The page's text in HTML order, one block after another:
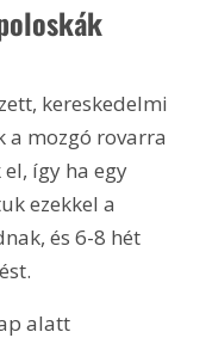
kereskedelmi
a mozgó rovarra
így ha egy
ezekkel a
és 6-8 hét
alatt